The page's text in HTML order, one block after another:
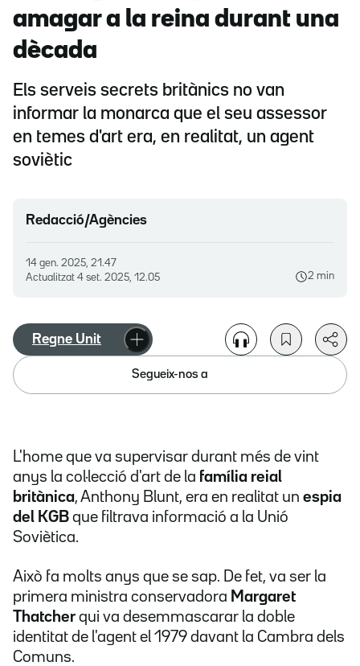
amagar a la reina durant una
dècada
Els serveis secrets britànics no van
informar la monarca que el seu assessor
en temes d'art era, en realitat, un agent
soviètic
Redacció/Agències
14 gen. 2025, 21.47
Actualitzat 4 set. 2025, 12.05 2 min
Regne Unit
Segueix-nos a
L'home que va supervisar durant més de vint
anys la col·lecció d'art de la família reial
britànica, Anthony Blunt, era en realitat un espia
del KGB que filtrava informació a la Unió
Soviètica.
Això fa molts anys que se sap. De fet, va ser la
primera ministra conservadora Margaret
Thatcher qui va desemmascarar la doble
identitat de l'agent el 1979 davant la Cambra dels
Comuns.